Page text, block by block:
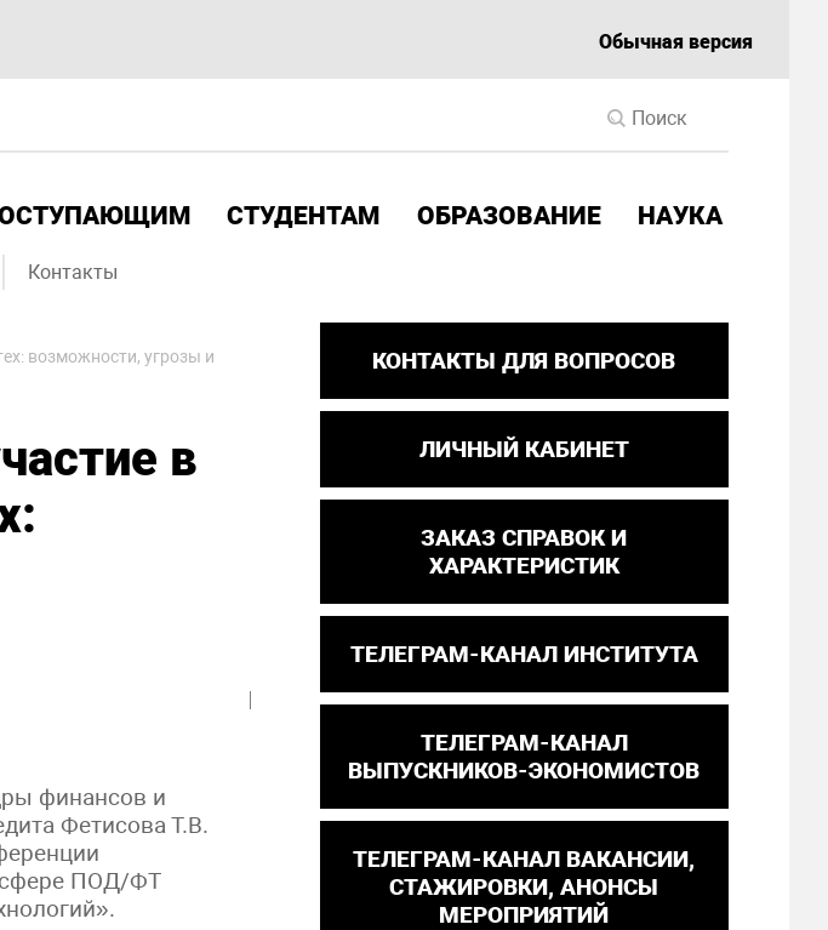
Обычная версия
СТУДЕНТАМ ОБРАЗОВАНИЕ НАУКА
Контакты
возможности, угрозы и
в
финансов и
Фетисова Т.В.
сфере ПОД/ФТ
КОНТАКТЫ ДЛЯ ВОПРОСОВ
ЛИЧНЫЙ КАБИНЕТ
ЗАКАЗ СПРАВОК И
ХАРАКТЕРИСТИК
ТЕЛЕГРАМ-КАНАЛ ИНСТИТУТА
ТЕЛЕГРАМ-КАНАЛ
ВЫПУСКНИКОВ-ЭКОНОМИСТОВ
ТЕЛЕГРАМ-КАНАЛ ВАКАНСИИ,
СТАЖИРОВКИ, АНОНСЫ
МЕРОПРИЯТИЙ